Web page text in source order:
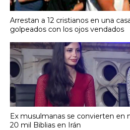
Arrestan a 12 cristianos en una
golpeados con los ojos vendados
Ex musulmanas se convierten en
20 mil Biblias en Irán